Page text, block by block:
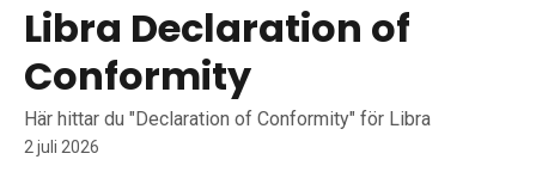
Libra Declaration of
Conformity
Här hittar du "Declaration of Conformity" för Libra
2 juli 2026